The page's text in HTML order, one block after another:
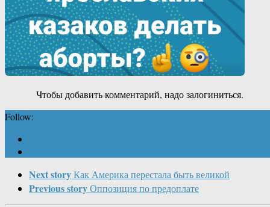
Чтобы добавить комментарий, надо залогиниться.
Follow:
Next storyКак Америка перестала быть великой
Previous storyОппозиция по предоплате